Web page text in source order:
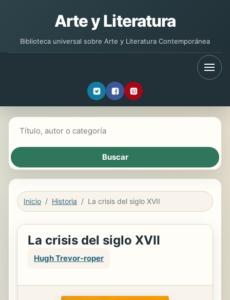
Arte y Literatura
Biblioteca universal sobre Arte y Literatura Contemporánea
Inicio Historia La crisis del siglo XVII
La crisis del siglo XVII
Hugh Trevor-roper